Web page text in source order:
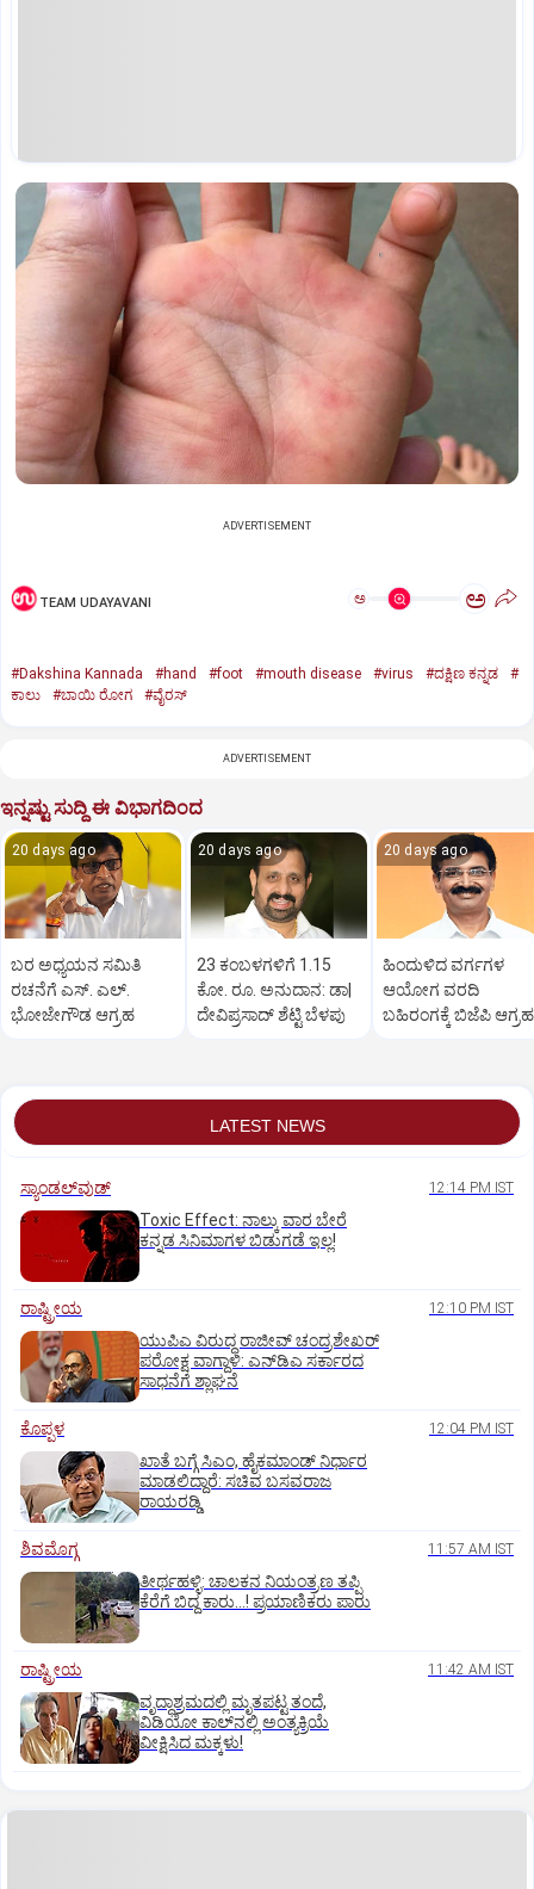
ADVERTISEMENT
TEAM UDAYAVANI ಅ ಅ
#Dakshina Kannada #hand #foot #mouth disease #virus #ದಕ್ಷಿಣ ಕನ್ನಡ
#
ಕಾಲು
#ಬಾಯಿ ರೋಗ #ವೈರಸ್‌
ADVERTISEMENT
ಇನ್ನಷ್ಟು ಸುದ್ದಿ ಈ ವಿಭಾಗದಿಂದ
20 days ago
ಬರ ಅಧ್ಯಯನ ಸಮಿತಿ
ರಚನೆಗೆ ಎಸ್‌. ಎಲ್‌.
ಭೋಜೇಗೌಡ ಆಗ್ರಹ
20 days ago
23 ಕಂಬಳಗಳಿಗೆ 1.15
ಕೋ. ರೂ. ಅನುದಾನ: ಡಾ|
ದೇವಿಪ್ರಸಾದ್‌ ಶೆಟ್ಟಿ ಬೆಳಪು
20 days ago
ಹಿಂದುಳಿದ ವರ್ಗಗಳ
ಆಯೋಗ ವರದಿ
ಬಹಿರಂಗಕ್ಕೆ ಬಿಜೆಪಿ ಆಗ್ರಹ
LATEST NEWS
ಸ್ಯಾಂಡಲ್‌ವುಡ್‌ 12:14 PM IST
Toxic Effect: ನಾಲ್ಕು ವಾರ ಬೇರೆ
ಕನ್ನಡ ಸಿನಿಮಾಗಳ ಬಿಡುಗಡೆ ಇಲ್ಲ!
ರಾಷ್ಟ್ರೀಯ 12:10 PM IST
ಯುಪಿಎ ವಿರುದ್ಧ ರಾಜೀವ್ ಚಂದ್ರಶೇಖರ್
ಪರೋಕ್ಷ ವಾಗ್ದಾಳಿ: ಎನ್‌ಡಿಎ ಸರ್ಕಾರದ
ಸಾಧನೆಗೆ ಶ್ಲಾಘನೆ
ಕೊಪ್ಪಳ 12:04 PM IST
ಖಾತೆ ಬಗ್ಗೆ ಸಿಎಂ, ಹೈಕಮಾಂಡ್ ನಿರ್ಧಾರ
ಮಾಡಲಿದ್ದಾರೆ: ಸಚಿವ ಬಸವರಾಜ
ರಾಯರಡ್ಡಿ
ಶಿವಮೊಗ್ಗ 11:57 AM IST
ತೀರ್ಥಹಳ್ಳಿ: ಚಾಲಕನ ನಿಯಂತ್ರಣ ತಪ್ಪಿ
ಕೆರೆಗೆ ಬಿದ್ದ ಕಾರು...! ಪ್ರಯಾಣಿಕರು ಪಾರು
ರಾಷ್ಟ್ರೀಯ 11:42 AM IST
ವೃದ್ಧಾಶ್ರಮದಲ್ಲಿ ಮೃತಪಟ್ಟ ತಂದೆ,
ವಿಡಿಯೋ ಕಾಲ್‌ನಲ್ಲಿ ಅಂತ್ಯಕ್ರಿಯೆ
ವೀಕ್ಷಿಸಿದ ಮಕ್ಕಳು!